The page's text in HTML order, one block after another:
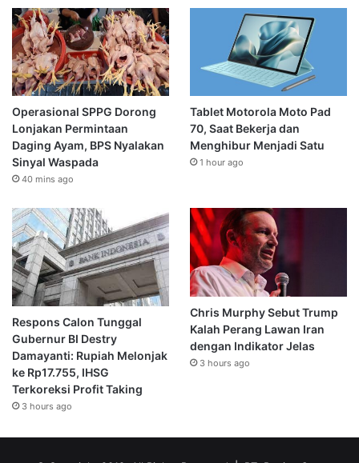
Operasional SPPG Dorong
Lonjakan Permintaan
Daging Ayam, BPS Nyalakan
Sinyal Waspada
40 mins ago
Tablet Motorola Moto Pad
70, Saat Bekerja dan
Menghibur Menjadi Satu
1 hour ago
Respons Calon Tunggal
Gubernur BI Destry
Damayanti: Rupiah Melonjak
ke Rp17.755, IHSG
Terkoreksi Profit Taking
3 hours ago
Chris Murphy Sebut Trump
Kalah Perang Lawan Iran
dengan Indikator Jelas
3 hours ago